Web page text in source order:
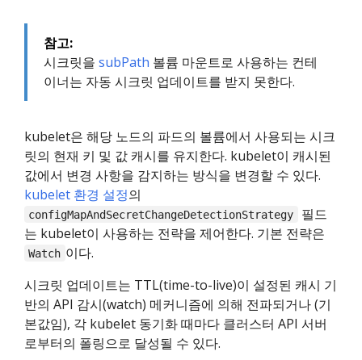
참고:
시크릿을 subPath 볼륨 마운트로 사용하는 컨테
이너는 자동 시크릿 업데이트를 받지 못한다.
kubelet은 해당 노드의 파드의 볼륨에서 사용되는 시크
릿의 현재 키 및 값 캐시를 유지한다. kubelet이 캐시된
값에서 변경 사항을 감지하는 방식을 변경할 수 있다.
kubelet 환경 설정의
configMapAndSecretChangeDetectionStrategy
필드
는 kubelet이 사용하는 전략을 제어한다. 기본 전략은
Watch 이다.
시크릿 업데이트는 TTL(time-to-live)이 설정된 캐시 기
반의 API 감시(watch) 메커니즘에 의해 전파되거나 (기
본값임), 각 kubelet 동기화 때마다 클러스터 API 서버
로부터의 폴링으로 달성될 수 있다.